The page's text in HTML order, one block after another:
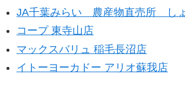
JA千葉みらい 農産物直売所 し
コープ 東寺山店
マックスバリュ 稲毛長沼店
イトーヨーカドー アリオ蘇我店